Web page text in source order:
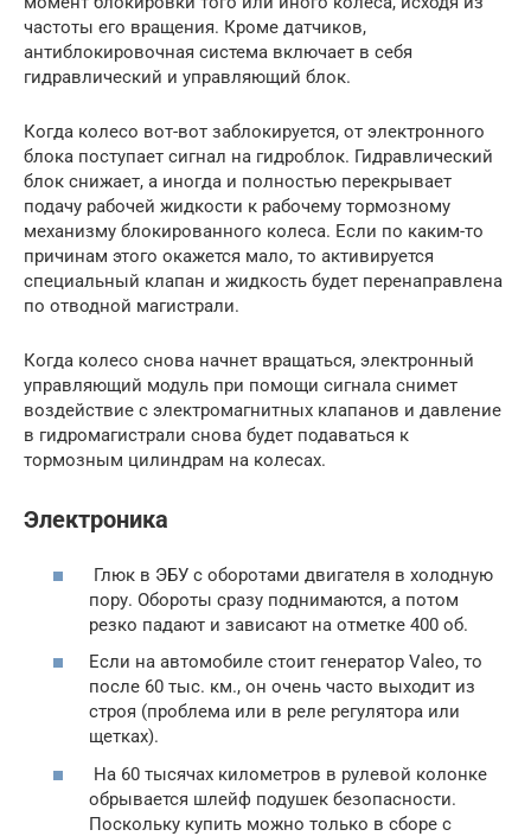
частоты его вращения. Кроме датчиков,
антиблокировочная система включает в себя
гидравлический и управляющий блок.
Когда колесо вот-вот заблокируется, от электронного
блока поступает сигнал на гидроблок. Гидравлический
блок снижает, а иногда и полностью перекрывает
подачу рабочей жидкости к рабочему тормозному
механизму блокированного колеса. Если по каким-то
причинам этого окажется мало, то активируется
специальный клапан и жидкость будет перенаправлена
по отводной магистрали.
Когда колесо снова начнет вращаться, электронный
управляющий модуль при помощи сигнала снимет
воздействие с электромагнитных клапанов и давление
в гидромагистрали снова будет подаваться к
тормозным цилиндрам на колесах.
Электроника
Глюк в ЭБУ с оборотами двигателя в холодную
пору. Обороты сразу поднимаются, а потом
резко падают и зависают на отметке 400 об.
Если на автомобиле стоит генератор Valeo, то
после 60 тыс. км., он очень часто выходит из
строя (проблема или в реле регулятора или
щетках).
На 60 тысячах километров в рулевой колонке
обрывается шлейф подушек безопасности.
Поскольку купить можно только в сборе с